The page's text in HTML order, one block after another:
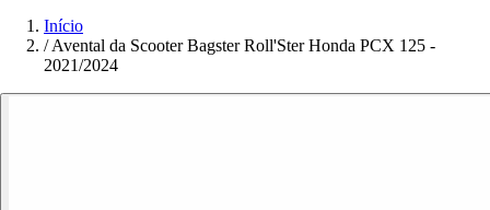
Início
/ Avental da Scooter Bagster Roll'Ster Honda PCX 125 -
2021/2024